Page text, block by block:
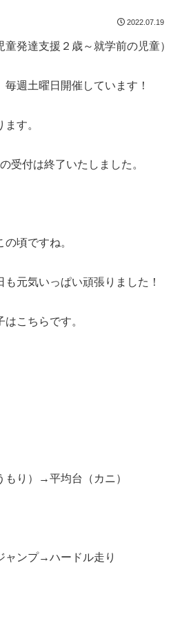
2022.07.19
童発達支援２歳～就学前の児童）
毎週土曜日開催しています！
す。
受付は終了いたしました。
頃ですね。
元気いっぱい頑張りました！
こちらです。
り）→平均台（カニ）
ンプ→ハードル走り